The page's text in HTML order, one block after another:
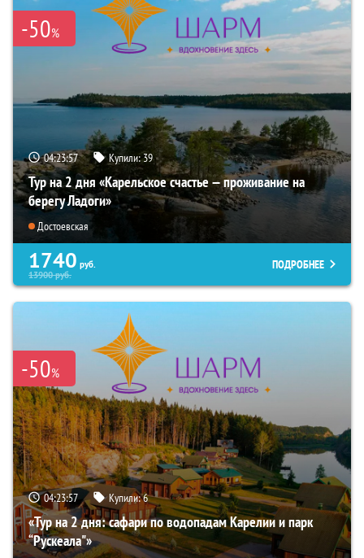
-50%
04:23:56 Купили:39
Тур на 2 дня «Карельское счастье — проживание на
берегу Ладоги»
Достоевская
1740 руб.
13900руб.
ПОДРОБНЕЕ
-50%
04:23:56 Купили:6
«Тур на 2 дня: сафари по водопадам Карелии и парк
“Рускеала"»